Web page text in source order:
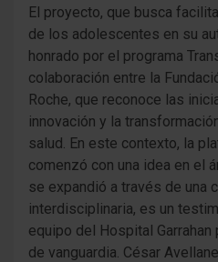
El proyecto, que busca
de los adolescentes en su
honrado por el programa
colaboración entre la
Roche, que reconoce las
innovación y la
salud. En este contexto, la
comenzó con una idea en el
se expandió a través de una
interdisciplinaria, es un
equipo del Hospital
de vanguardia. César